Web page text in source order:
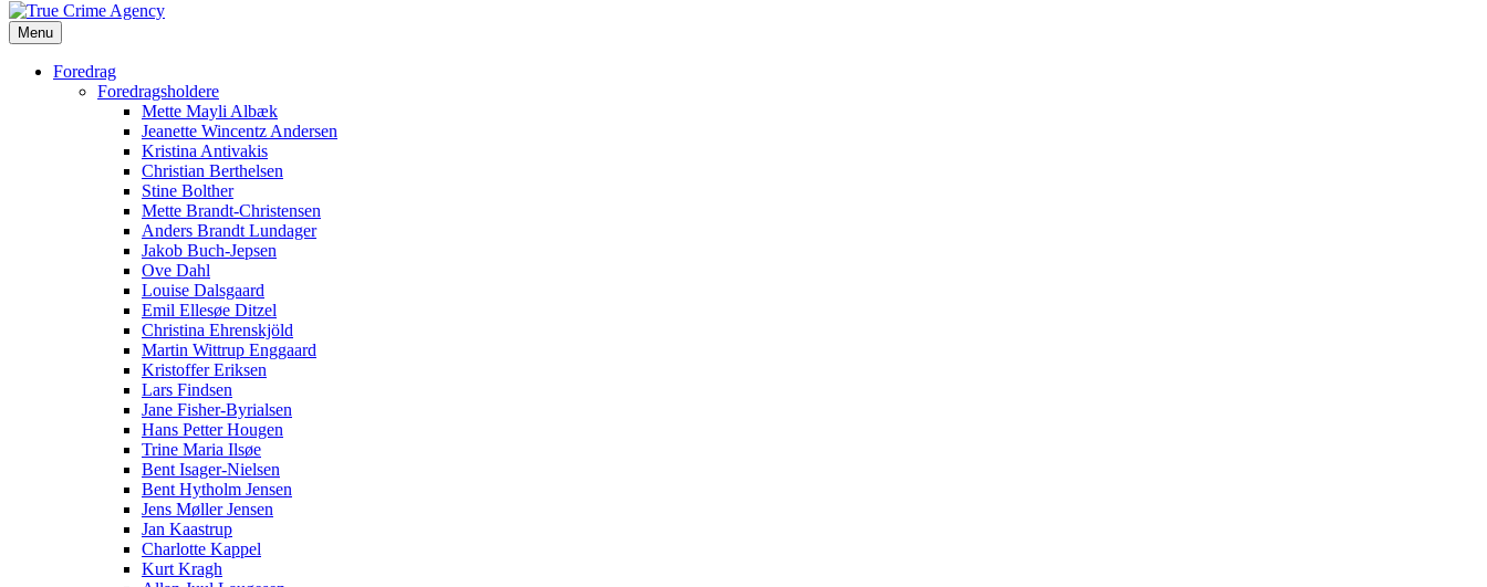
Menu
Foredrag
Foredragsholdere
Mette Mayli Albæk
Jeanette Wincentz Andersen
Kristina Antivakis
Christian Berthelsen
Stine Bolther
Mette Brandt-Christensen
Anders Brandt Lundager
Jakob Buch-Jepsen
Ove Dahl
Louise Dalsgaard
Emil Ellesøe Ditzel
Christina Ehrenskjöld
Martin Wittrup Enggaard
Kristoffer Eriksen
Lars Findsen
Jane Fisher-Byrialsen
Hans Petter Hougen
Trine Maria Ilsøe
Bent Isager-Nielsen
Bent Hytholm Jensen
Jens Møller Jensen
Jan Kaastrup
Charlotte Kappel
Kurt Kragh